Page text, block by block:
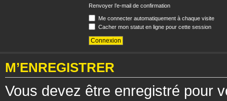
Renvoyer l’e-mail de confirmation
Me connecter automatiquement à chaque visite
Cacher mon statut en ligne pour cette session
M’ENREGISTRER
Vous devez être enregistré pour